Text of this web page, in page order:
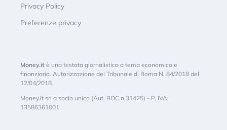
Privacy Policy
Preferenze privacy
Money.it è una testata giornalistica a tema economico e
finanziario. Autorizzazione del Tribunale di Roma N. 84/2018 del
12/04/2018.
Money.it srl a socio unico (Aut. ROC n.31425) - P. IVA:
13586361001